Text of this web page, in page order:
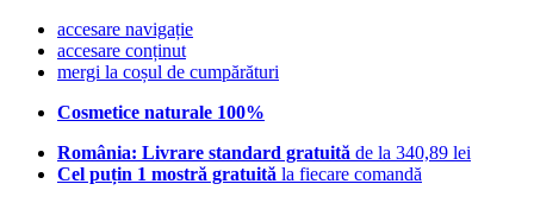
accesare navigație
accesare conținut
mergi la coșul de cumpărături
Cosmetice naturale 100%
România: Livrare standard gratuită de la 340,89 lei
Cel puțin 1 mostră gratuită la fiecare comandă